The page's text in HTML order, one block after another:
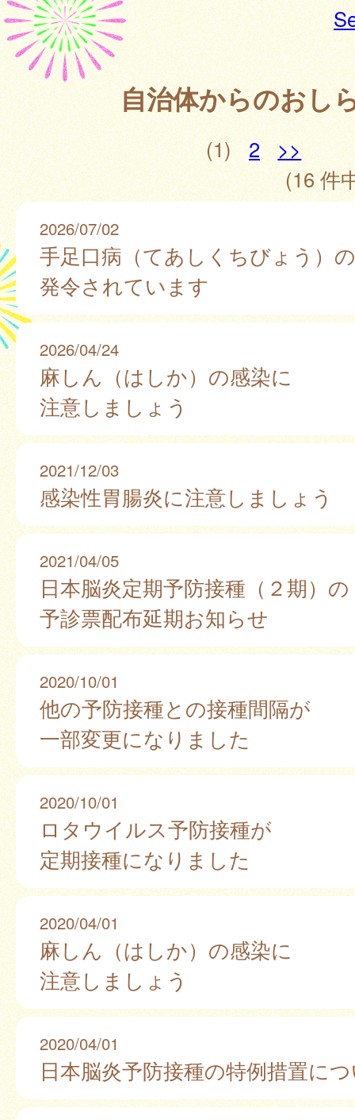
自治体からのおし
(1) 2
>>
(16 件
2026/07/02
手足口病（てあしくちびょう）
発令されています
2026/04/24
麻しん（はしか）の感染に
注意しましょう
2021/12/03
感染性胃腸炎に注意しましょう
2021/04/05
日本脳炎定期予防接種（２期）の
予診票配布延期お知らせ
2020/10/01
他の予防接種との接種間隔が
一部変更になりました
2020/10/01
ロタウイルス予防接種が
定期接種になりました
2020/04/01
麻しん（はしか）の感染に
注意しましょう
2020/04/01
日本脳炎予防接種の特例措置に